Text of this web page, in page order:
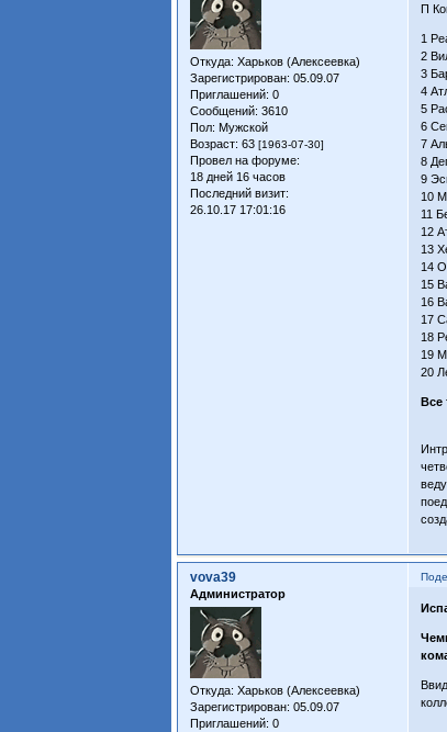
Откуда: Харьков (Алексеевка)
Зарегистрирован: 05.09.07
Приглашений: 0
Сообщений: 3610
Пол: Мужской
Возраст: 63[1963-07-30]
Провел на форуме:
18 дней 16 часов
Последний визит:
26.10.17 17:01:16
П
1
2
3
4
5
6
7
8
9
10
11
12
13
14
15
16
17
18
19
20
Все
vova39
Администратор
Откуда: Харьков (Алексеевка)
Зарегистрирован: 05.09.07
Приглашений: 0